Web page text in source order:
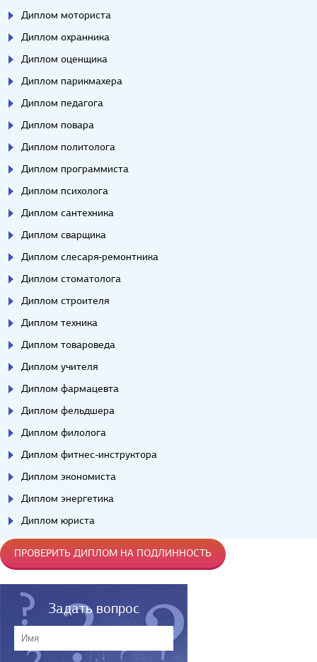
Диплом моториста
Диплом охранника
Диплом оценщика
Диплом парикмахера
Диплом педагога
Диплом повара
Диплом политолога
Диплом программиста
Диплом психолога
Диплом сантехника
Диплом сварщика
Диплом слесаря-ремонтника
Диплом стоматолога
Диплом строителя
Диплом техника
Диплом товароведа
Диплом учителя
Диплом фармацевта
Диплом фельдшера
Диплом филолога
Диплом фитнес-инструктора
Диплом экономиста
Диплом энергетика
Диплом юриста
ПРОВЕРИТЬ ДИПЛОМ НА ПОДЛИННОСТЬ
Задать вопрос